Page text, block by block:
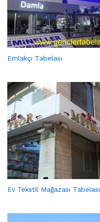
Emlakçı Tabelası
Ev Tekstil Mağazası Tabelası